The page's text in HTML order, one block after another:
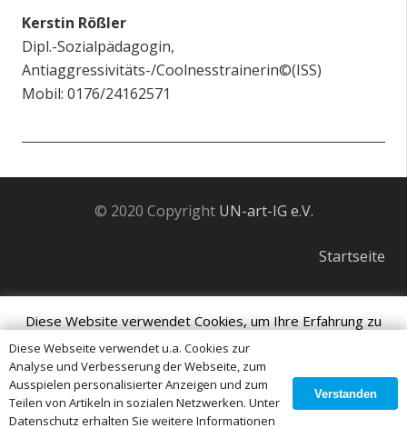
Kerstin Rößler
Dipl.-Sozialpädagogin,
Antiaggressivitäts-/Coolnesstrainerin©(ISS)
Mobil: 0176/24162571
© 2020 Copyright UN-art-IG e.V.
Startseite
Impressum
Login Page
Diese Website verwendet Cookies, um Ihre Erfahrung zu
verbessern. Wir gehen davon aus, dass Sie damit
einverstanden sind, aber Sie können sich abmelden, wenn Sie
dies wünschen.
Diese Webseite verwendet u.a. Cookies zur
Analyse und Verbesserung der Webseite, zum
Ausspielen personalisierter Anzeigen und zum
Teilen von Artikeln in sozialen Netzwerken. Unter
Datenschutz erhalten Sie weitere Informationen
Verstanden